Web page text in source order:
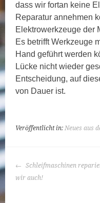
dass wir fortan keine
Reparatur annehmen
Elektrowerkzeuge der
Es betrifft Werkzeuge
Hand geführt werden
Lücke nicht wieder
Entscheidung, auf
von Dauer ist.
Veröffentlicht in:Neues aus
BEITRAGS-
NAVIGATION
Schleifmaschinen
wir auch!